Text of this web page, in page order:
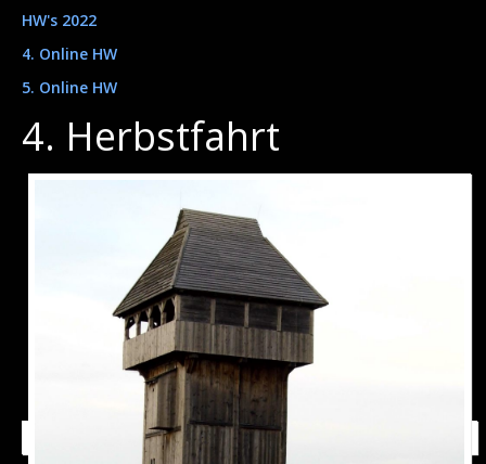
HW's 2022
4. Online HW
5. Online HW
4. Herbstfahrt